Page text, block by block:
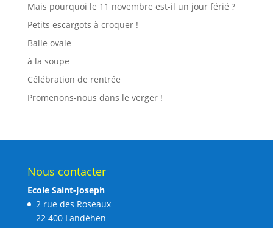
Mais pourquoi le 11 novembre est-il un jour férié ?
Petits escargots à croquer !
Balle ovale
à la soupe
Célébration de rentrée
Promenons-nous dans le verger !
Nous contacter
Ecole Saint-Joseph
2 rue des Roseaux
22 400 Landéhen